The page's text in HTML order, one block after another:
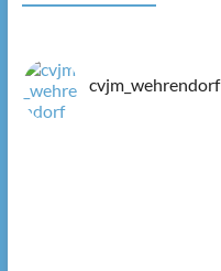
cvjm_wehrendorf